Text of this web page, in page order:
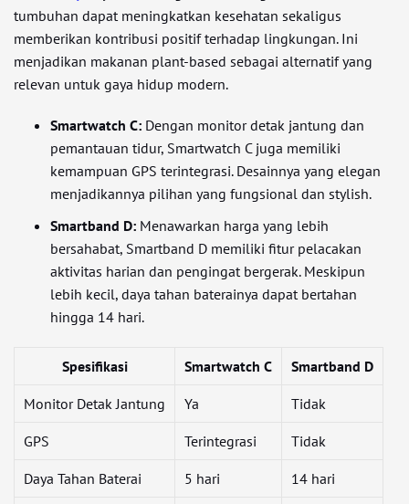
tumbuhan dapat meningkatkan kesehatan sekaligus
memberikan kontribusi positif terhadap lingkungan. Ini
menjadikan makanan plant-based sebagai alternatif yang
relevan untuk gaya hidup modern.
Smartwatch C: Dengan monitor detak jantung dan
pemantauan tidur, Smartwatch C juga memiliki
kemampuan GPS terintegrasi. Desainnya yang elegan
menjadikannya pilihan yang fungsional dan stylish.
Smartband D: Menawarkan harga yang lebih
bersahabat, Smartband D memiliki fitur pelacakan
aktivitas harian dan pengingat bergerak. Meskipun
lebih kecil, daya tahan baterainya dapat bertahan
hingga 14 hari.
Spesifikasi Smartwatch C Smartband D
Monitor Detak Jantung Ya Tidak
GPS Terintegrasi Tidak
Daya Tahan Baterai 5 hari 14 hari